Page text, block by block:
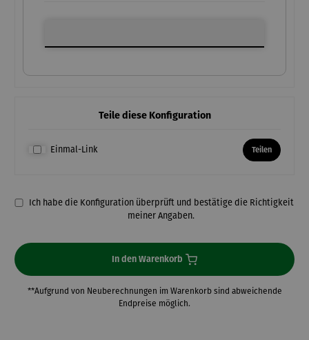
Teile diese Konfiguration
Einmal-Link Teilen
Ich habe die Konfiguration überprüft und bestätige die Richtigkeit
meiner Angaben.
In den Warenkorb
**Aufgrund von Neuberechnungen im Warenkorb sind abweichende
Endpreise möglich.